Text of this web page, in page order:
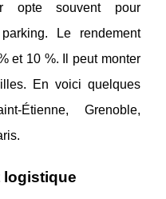
opte souvent pour
Le rendement
et 10 %. Il peut monter
En voici quelques
Étienne, Grenoble,
logistique